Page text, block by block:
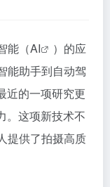
能（AI
）的应
能助手到自动驾
近的一项研究更
。这项新技术不
提供了拍摄高质